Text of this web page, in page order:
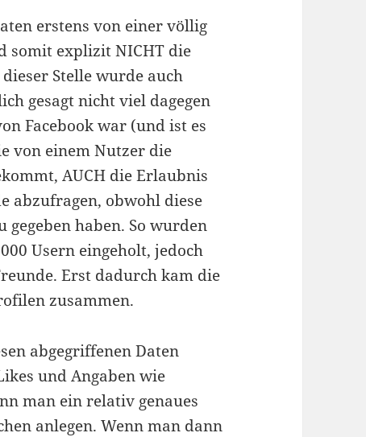
erstens von einer völlig
somit explizit NICHT die
Stelle wurde auch
gesagt nicht viel dagegen
Facebook war (und ist es
von einem Nutzer die
AUCH die Erlaubnis
abzufragen, obwohl diese
haben. So wurden
Usern eingeholt, jedoch
Erst dadurch kam die
zusammen.
abgegriffenen Daten
und Angaben wie
man ein relativ genaues
anlegen. Wenn man dann